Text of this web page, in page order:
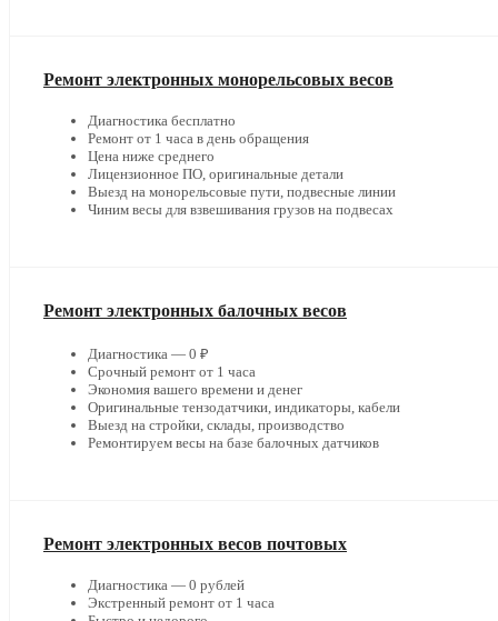
Ремонт электронных монорельсовых весов
Диагностика бесплатно
Ремонт от 1 часа в день обращения
Цена ниже среднего
Лицензионное ПО, оригинальные детали
Выезд на монорельсовые пути, подвесные линии
Чиним весы для взвешивания грузов на подвесах
Ремонт электронных балочных весов
Диагностика — 0 ₽
Срочный ремонт от 1 часа
Экономия вашего времени и денег
Оригинальные тензодатчики, индикаторы, кабели
Выезд на стройки, склады, производство
Ремонтируем весы на базе балочных датчиков
Ремонт электронных весов почтовых
Диагностика — 0 рублей
Экстренный ремонт от 1 часа